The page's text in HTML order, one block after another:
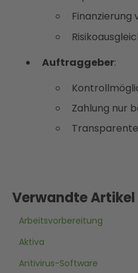
Finanzierung
Auftraggeber:
Zahlung nur
Verwandte Artikel
Arbeitsvorbereitung
Aktiva
Antivirus-Software